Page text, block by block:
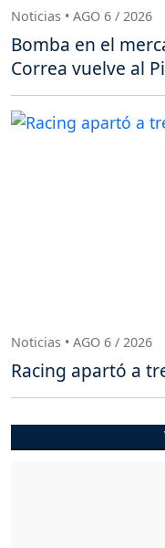
Noticias • AGO 6 / 2026
Bomba en el
Correa vuelve al
Noticias • AGO 6 / 2026
Racing apartó a